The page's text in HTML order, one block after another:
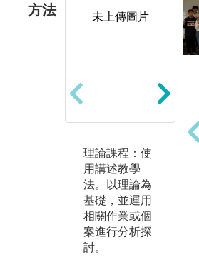
方法
未上傳圖片
理論課程：使
用講述教學
法。以理論為
基礎，並運用
相關作業或個
案進行分析探
討。